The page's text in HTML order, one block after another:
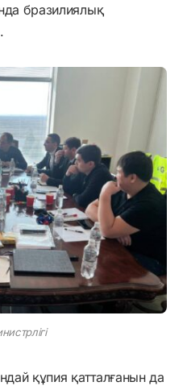
бразилиялық
құпия қатталғанын да